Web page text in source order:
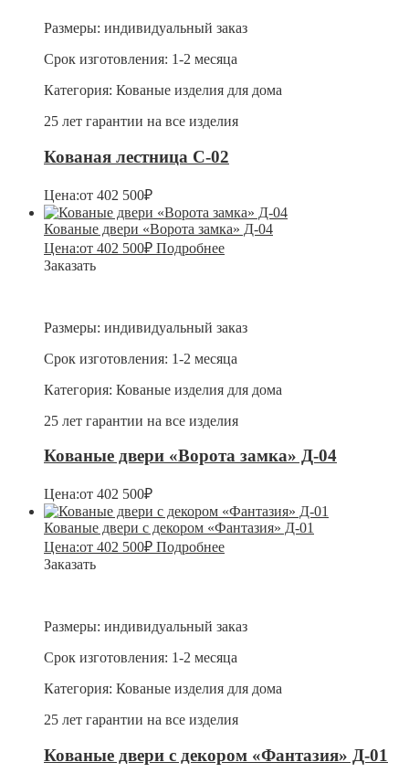
Размеры: индивидуальный заказ
Срок изготовления: 1-2 месяца
Категория: Кованые изделия для дома
25 лет гарантии на все изделия
Кованая лестница С-02
Цена:от 402 500₽
Кованые двери «Ворота замка» Д-04
Цена:от 402 500₽ Подробнее
Заказать
Размеры: индивидуальный заказ
Срок изготовления: 1-2 месяца
Категория: Кованые изделия для дома
25 лет гарантии на все изделия
Кованые двери «Ворота замка» Д-04
Цена:от 402 500₽
Кованые двери с декором «Фантазия» Д-01
Цена:от 402 500₽ Подробнее
Заказать
Размеры: индивидуальный заказ
Срок изготовления: 1-2 месяца
Категория: Кованые изделия для дома
25 лет гарантии на все изделия
Кованые двери с декором «Фантазия» Д-01